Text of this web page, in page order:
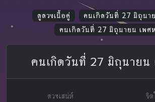
ดูดวงเนื้อคู่
คนเกิดวันที่ 27 มิถุนา
คนเกิดวันที่ 27 มิถุนายน เพศ
คนเกิดวันที่ 27 มิถุนายน
ดวงเสน่ห์ จิต